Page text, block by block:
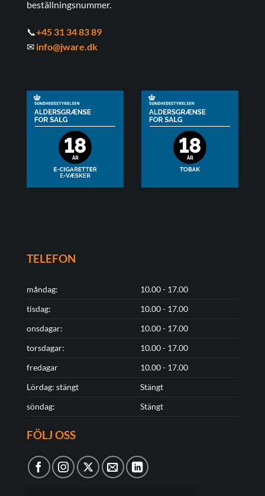
beställningsnummer.
📞+45 31 34 83 89
✉ info@jware.dk
TELEFON
måndag:
10.00 - 17.00
tisdag:
10.00 - 17.00
onsdagar:
10.00 - 17.00
torsdagar:
10.00 - 17.00
fredagar
10.00 - 17.00
Lördag: stängt
Stängt
söndag:
Stängt
FÖLJ OSS